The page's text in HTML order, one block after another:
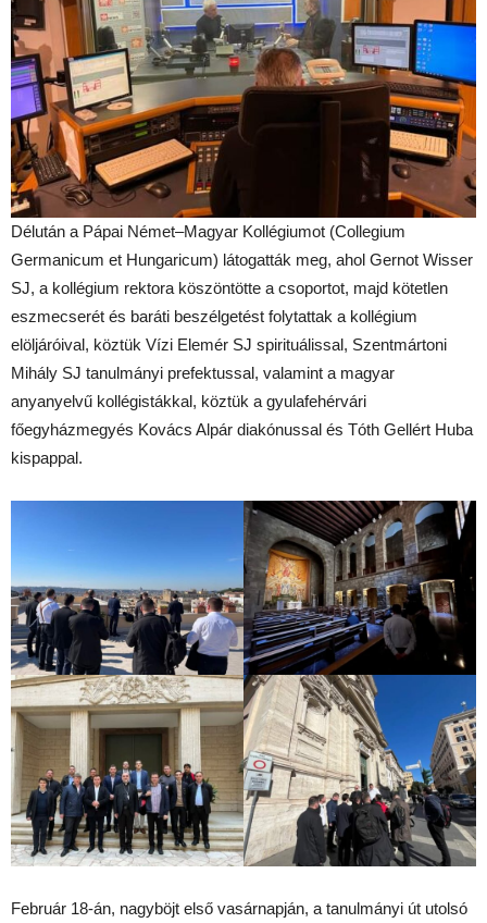
Délután a Pápai Német–Magyar Kollégiumot (Collegium
Germanicum et Hungaricum) látogatták meg, ahol Gernot Wisser
SJ, a kollégium rektora köszöntötte a csoportot, majd kötetlen
eszmecserét és baráti beszélgetést folytattak a kollégium
elöljáróival, köztük Vízi Elemér SJ spirituálissal, Szentmártoni
Mihály SJ tanulmányi prefektussal, valamint a magyar
anyanyelvű kollégistákkal, köztük a gyulafehérvári
főegyházmegyés Kovács Alpár diakónussal és Tóth Gellért Huba
kispappal.
Február 18-án, nagyböjt első vasárnapján, a tanulmányi út utolsó